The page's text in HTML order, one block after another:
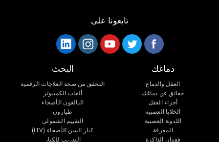
تابعونا على
دماغك
العقل والدماغ
حقائق عن دماغك
أجزاء العقل
الخلايا العصبية
اللدونة العصبية
المعرفة
فقدان الذاكرة
البحث
التحقق من صحة العلاجات الرقمية
ألعاب الكمبيوتر
البالغون الأصحاء
طيارون
التقييم الشمولي
كبار السن الأصحاء (iTV)
التدريب للكبار